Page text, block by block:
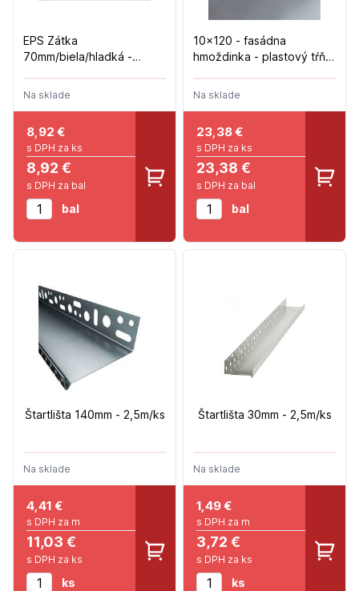
EPS Zátka
70mm/biela/hladká -
Na sklade
8,92 €
s DPH za ks
8,92 €
s DPH za bal
bal
10x120 - fasádna
hmoždinka - plastový tŕň
Na sklade
23,38€
s DPH za ks
23,38 €
s DPH za bal
bal
Štartlišta 140mm - 2,5m/ks
Na sklade
4,41 €
s DPH za m
11,03 €
s DPH za ks
ks
Štartlišta 30mm - 2,5m/ks
Na sklade
1,49€
s DPH za m
3,72 €
s DPH za ks
ks